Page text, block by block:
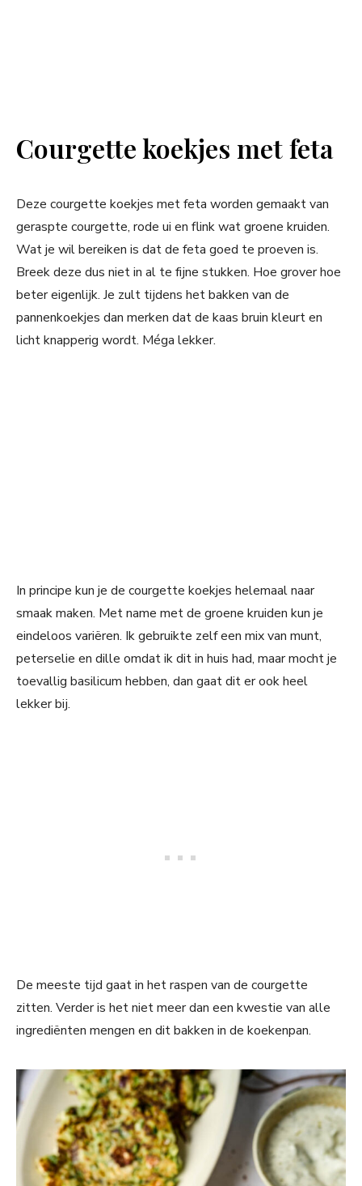
Courgette koekjes met feta
Deze courgette koekjes met feta worden gemaakt van
geraspte courgette, rode ui en flink wat groene kruiden.
Wat je wil bereiken is dat de feta goed te proeven is.
Breek deze dus niet in al te fijne stukken. Hoe grover hoe
beter eigenlijk. Je zult tijdens het bakken van de
pannenkoekjes dan merken dat de kaas bruin kleurt en
licht knapperig wordt. Méga lekker.
In principe kun je de courgette koekjes helemaal naar
smaak maken. Met name met de groene kruiden kun je
eindeloos variëren. Ik gebruikte zelf een mix van munt,
peterselie en dille omdat ik dit in huis had, maar mocht je
toevallig basilicum hebben, dan gaat dit er ook heel
lekker bij.
De meeste tijd gaat in het raspen van de courgette
zitten. Verder is het niet meer dan een kwestie van alle
ingrediënten mengen en dit bakken in de koekenpan.